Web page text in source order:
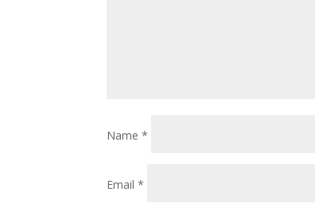
Name*
Email*